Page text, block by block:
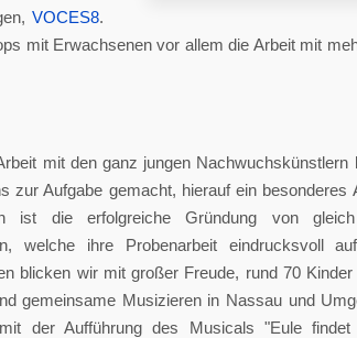
VOCES8.
mit Erwachsenen vor allem die Arbeit mit
mit den ganz jungen
zur Aufgabe gemacht, hierauf ein
ist die erfolgreiche Gründung von
welche ihre Probenarbeit eindrucksvoll
blicken wir mit großer Freude, rund 70
gemeinsame Musizieren in Nassau und
der Aufführung des Musicals "Eule